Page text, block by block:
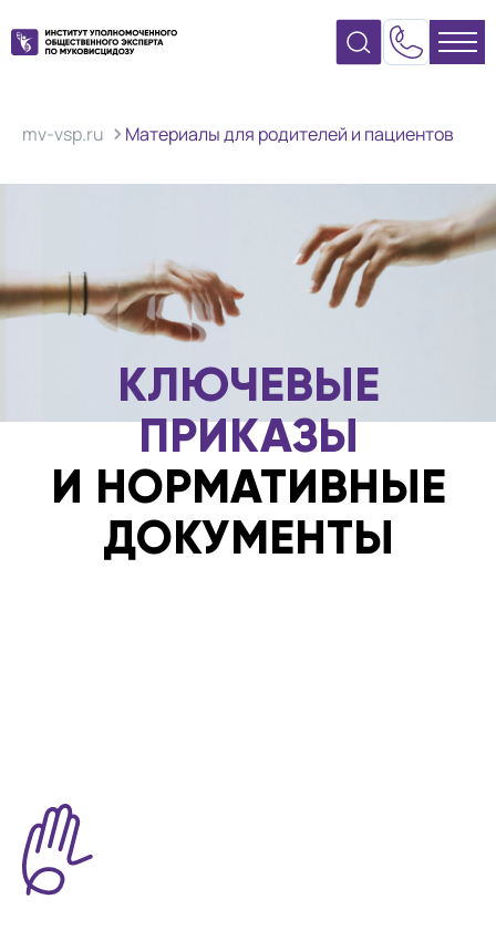
mv-vsp.ru Материалы для родителей и пациентов
КЛЮЧЕВЫЕ
ПРИКАЗЫ
И НОРМАТИВНЫЕ
ДОКУМЕНТЫ